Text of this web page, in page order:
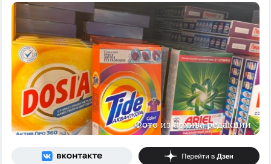
Фото из архива редакции